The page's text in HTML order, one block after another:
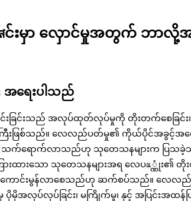
งสင်းမှာ လှောင်မှုအတွက် ဘာလို့
အရေးပါသည်
င်းခြင်းသည် အလုပ်ထုတ်လုပ်မှုကို တိုးတက်စေခြင်း၊
ြီးဖြစ်သည်။ လေလည်ပတ်မှု၏ ကိုယ်ပိုင်အခွင့်အရေ
သက်ရောက်လာသည်ဟု သုတေသနများက ပြသခဲ့
ြားထားသော သုတေသနများအရ လေပณ္ဏုံး၏
မိုကောင်းမွန်လာစေသည်ဟု ဆက်စပ်သည်။ လေလည်
မိုအလုပ်လုပ်ခြင်း၊ မကြိုက်မှု၊ နှင့် အပြင်းအထန်